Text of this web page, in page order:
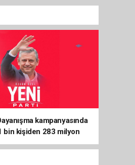
kampanyasında
bin kişiden 283 milyon